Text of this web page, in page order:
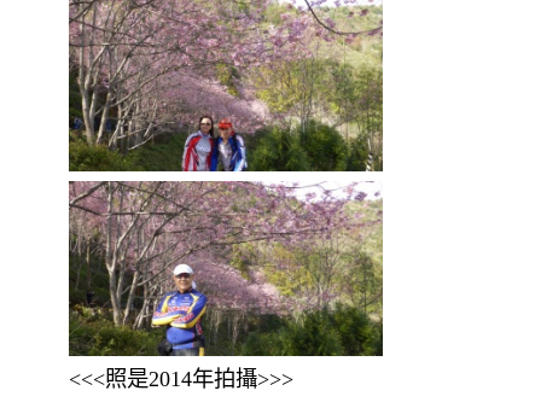
<<<照是2014年拍攝>>>